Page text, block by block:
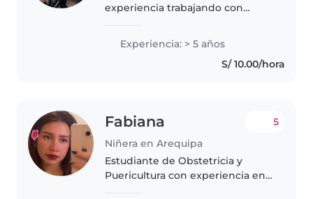
experiencia trabajando con
bebés hasta adolescentes. Soy
paciente, creativa y responsable,
y disfruto de actividades como..
Experiencia: > 5 años
S/ 10.00/hora
Fabiana
Niñera en Arequipa
5
Estudiante de Obstetricia y
Puericultura con experiencia en